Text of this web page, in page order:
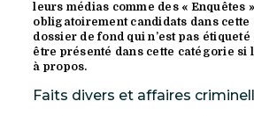
leurs médias comme des « Enquêtes
obligatoirement candidats dans cette
dossier de fond qui n’est pas
être présenté dans cette catégorie si
à propos.
Faits divers et affaires